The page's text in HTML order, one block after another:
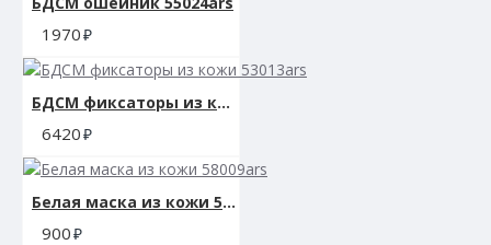
1970
БДСМ фиксаторы из кожи 53013ars
6420
Белая маска из кожи 58009ars
900